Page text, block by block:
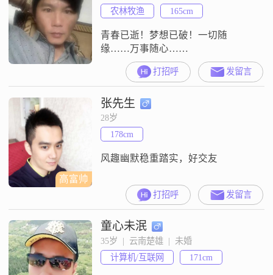
农林牧渔
165cm
青春已逝！梦想已破！一切随
缘……万事随心……
打招呼 发留言
高富帅
张先生
28岁
178cm
风趣幽默稳重踏实，好交友
打招呼 发留言
童心未泯
35岁  |  云南楚雄  |  未婚
计算机/互联网
171cm